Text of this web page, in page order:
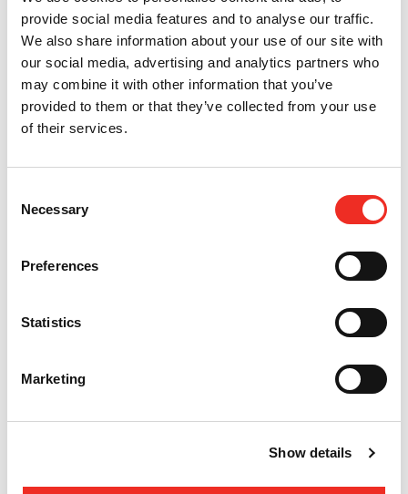
provide social media features and to analyse our traffic.
We also share information about your use of our site with
our social media, advertising and analytics partners who
may combine it with other information that you’ve
provided to them or that they’ve collected from your use
of their services.
Selection
Necessary
Preferences
Statistics
Marketing
Show details
instellen, maar we zijn zeer tevreden over het eindresultaat.” Een
eindresultaat waar HTC een mooie bijdrage aan mocht leveren, zodat
het totaalplaatje uiteindelijk om door een ringetje te halen is. Net als de
schoongewassen auto’s, zonder druppels van de roldeur.